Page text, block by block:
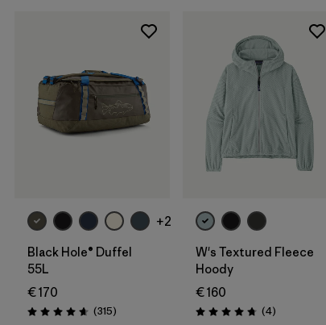
+2
Black Hole® Duffel
55L
€ 170
Valutazione: 4.7 / 5
(315Recensioni
)
W's Textured Fleece
Hoody
€ 160
Valutazione: 4.8 / 5
(4Recensioni
)